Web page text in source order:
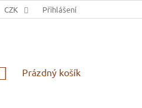
OCHRANA OSOBNÍCH ÚDAJŮ
CZK Přihlášení
NÁKUPNÍ
Prázdný košík